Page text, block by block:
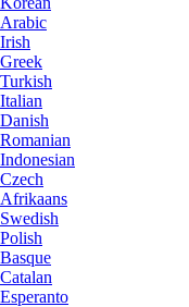
Arabic
Irish
Greek
Turkish
Italian
Danish
Romanian
Indonesian
Czech
Afrikaans
Swedish
Polish
Basque
Catalan
Esperanto